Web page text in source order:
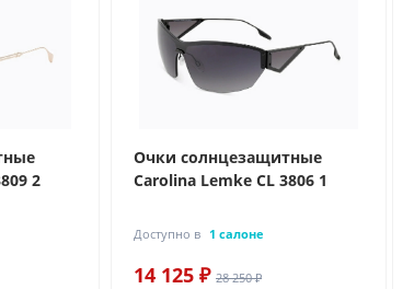
2
Очки солнцезащитные
Carolina Lemke CL 3806 1
Доступно в 1 салоне
14 125 ₽ 28 250 ₽